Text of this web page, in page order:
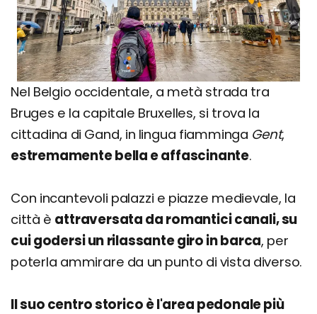
Nel Belgio occidentale, a metà strada tra
Bruges e la capitale Bruxelles, si trova la
cittadina di Gand, in lingua fiamminga Gent,
estremamente bella e affascinante.
Con incantevoli palazzi e piazze medievale, la
città è attraversata da romantici canali, su
cui godersi un rilassante giro in barca, per
poterla ammirare da un punto di vista diverso.
Il suo centro storico è l'area pedonale più